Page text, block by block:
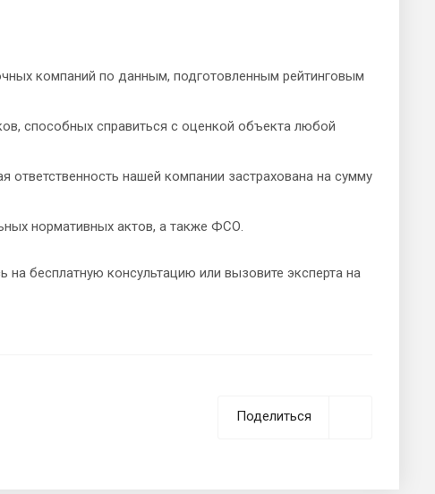
компаний по данным, подготовленным рейтинговым
способных справиться с оценкой объекта любой
ответственность нашей компании застрахована на сумму
нормативных актов, а также ФСО.
бесплатную консультацию или вызовите эксперта на
Поделиться